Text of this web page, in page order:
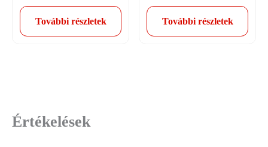
További részletek További részletek
Értékelések